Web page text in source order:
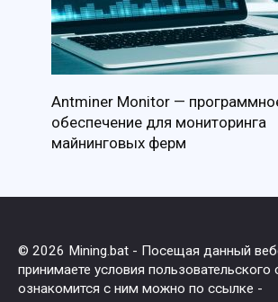
Antminer Monitor —
обеспечение для мониторинга
майнинговых ферм
© 2026 Mining.bat - Посещая данный
принимаете условия пользовательского
ознакомится с ним можно по ссылке -